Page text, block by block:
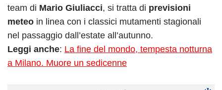
team di Mario Giuliacci, si tratta di previsioni
meteo in linea con i classici mutamenti stagionali
nel passaggio dall’estate all’autunno.
Leggi anche: La fine del mondo, tempesta notturna
a Milano. Muore un sedicenne